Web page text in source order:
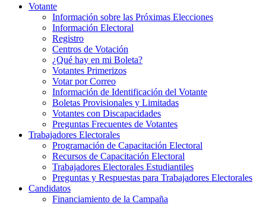
Votante
Información sobre las Próximas Elecciones
Información Electoral
Registro
Centros de Votación
¿Qué hay en mi Boleta?
Votantes Primerizos
Votar por Correo
Información de Identificación del Votante
Boletas Provisionales y Limitadas
Votantes con Discapacidades
Preguntas Frecuentes de Votantes
Trabajadores Electorales
Programación de Capacitación Electoral
Recursos de Capacitación Electoral
Trabajadores Electorales Estudiantiles
Preguntas y Respuestas para Trabajadores Electorales
Candidatos
Financiamiento de la Campaña